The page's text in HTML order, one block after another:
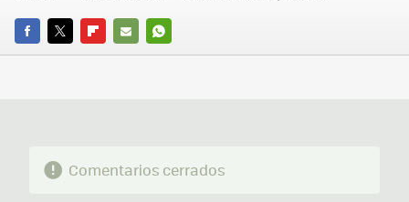
FACEBOOK
TWITTERFLIPBOARD
E-
WHATSAPP
Comentarios cerrados